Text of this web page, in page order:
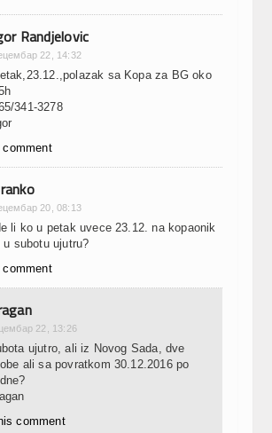
Randjelovic
22, 14:32
sa Kopa za BG oko
341-3278
comment
20, 08:13
li ko u petak uvece 23.12. na kopaonik
u subotu ujutru?
comment
22, 13:26
ujutro, ali iz Novog Sada, dve
ali sa povratkom 30.12.2016 po
comment